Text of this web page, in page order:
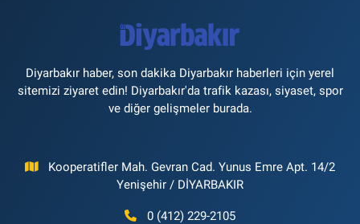
Diyarbakır haber, son dakika Diyarbakır haberleri için yerel
sitemizi ziyaret edin! Diyarbakır'da trafik kazası, siyaset, spor
ve diğer gelişmeler burada.
Kooperatifler Mah. Gevran Cad. Yunus Emre Apt. 14/2
Yenişehir / DİYARBAKIR
0 (412) 229-2105